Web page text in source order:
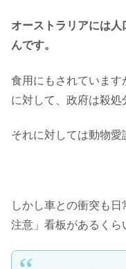
オーストラリアには
んです。
食用にもされていま
に対して、政府は殺処
それに対しては動物愛
しかし車との衝突も
注意」看板があるくら